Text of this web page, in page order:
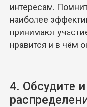
интересам.
наиболее
принимают
нравится и в чём
4. Обсудите